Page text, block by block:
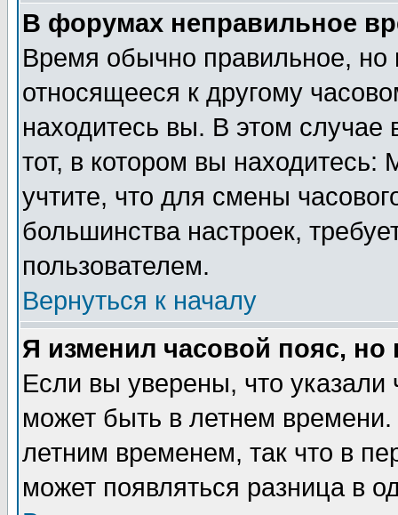
В форумах неправильное
Время обычно правильное,
относящееся к другому
находитесь вы. В этом
тот, в котором вы
учтите, что для смены
большинства настроек,
пользователем.
Вернуться к началу
Я изменил часовой пояс,
Если вы уверены, что указали
может быть в летнем
летним временем, так что в
может появляться разница в